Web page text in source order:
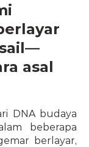
asal
DNA budaya
beberapa
berlayar,